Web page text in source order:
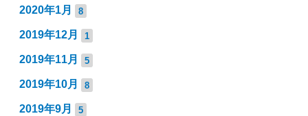
2020年1月 8
2019年12月 1
2019年11月 5
2019年10月 8
2019年9月 5